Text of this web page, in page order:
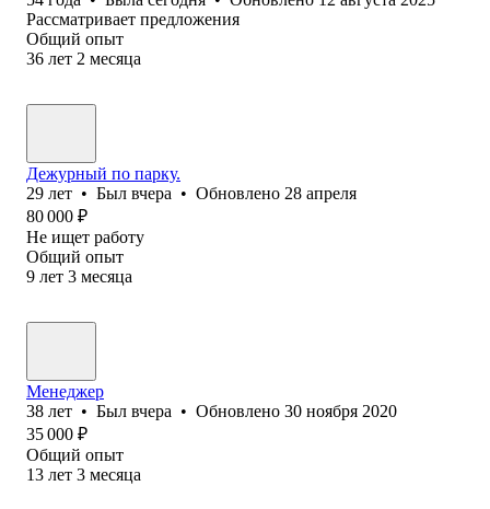
Рассматривает предложения
Общий опыт
36 лет 2 месяца
Дежурный по парку.
29 лет • Был вчера • Обновлено 28 апреля
80 000 ₽
Не ищет работу
Общий опыт
9 лет 3 месяца
Менеджер
38 лет • Был вчера • Обновлено 30 ноября 2020
35 000 ₽
Общий опыт
13 лет 3 месяца